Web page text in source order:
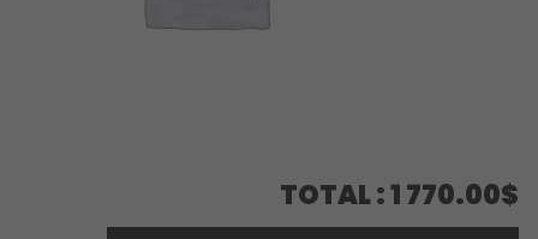
TOTAL 1 770.00$